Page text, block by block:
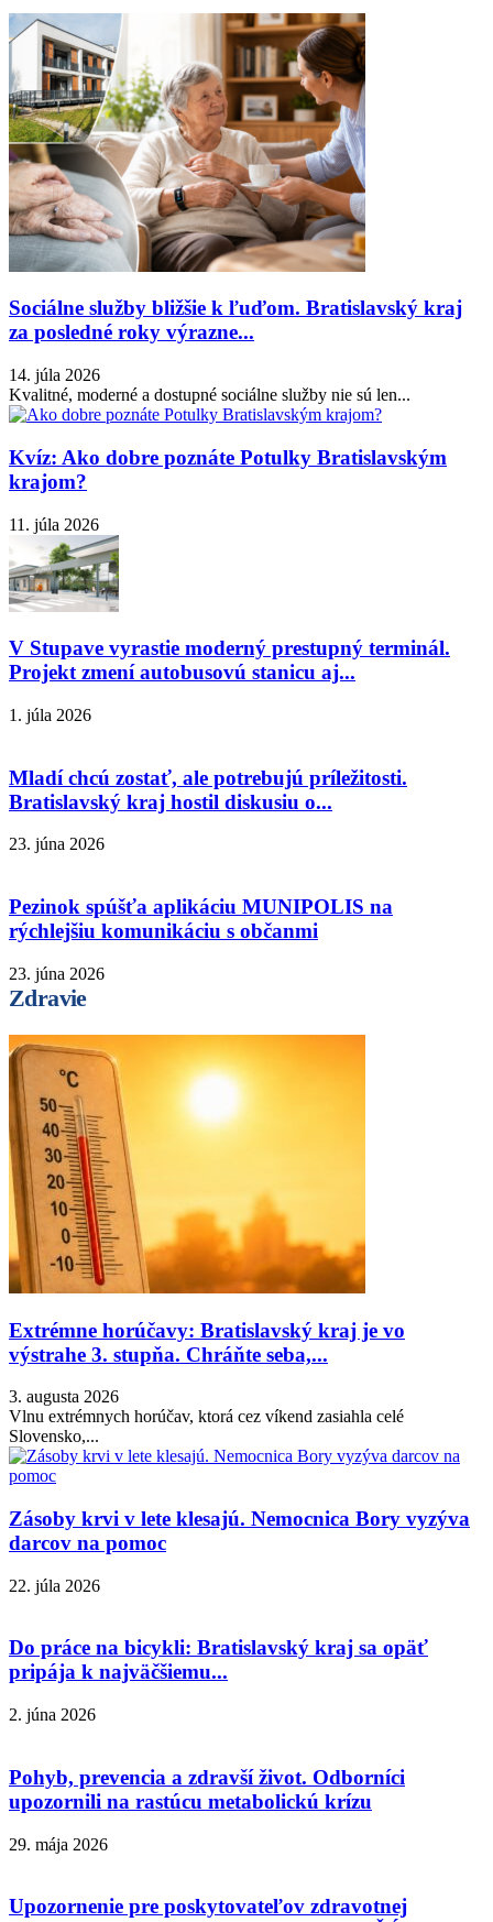
Sociálne služby bližšie k ľuďom. Bratislavský kraj
za posledné roky výrazne...
14. júla 2026
Kvalitné, moderné a dostupné sociálne služby nie sú len...
Kvíz: Ako dobre poznáte Potulky Bratislavským
krajom?
11. júla 2026
V Stupave vyrastie moderný prestupný terminál.
Projekt zmení autobusovú stanicu aj...
1. júla 2026
Mladí chcú zostať, ale potrebujú príležitosti.
Bratislavský kraj hostil diskusiu o...
23. júna 2026
Pezinok spúšťa aplikáciu MUNIPOLIS na
rýchlejšiu komunikáciu s občanmi
23. júna 2026
Zdravie
Extrémne horúčavy: Bratislavský kraj je vo
výstrahe 3. stupňa. Chráňte seba,...
3. augusta 2026
Vlnu extrémnych horúčav, ktorá cez víkend zasiahla celé
Slovensko,...
Zásoby krvi v lete klesajú. Nemocnica Bory vyzýva
darcov na pomoc
22. júla 2026
Do práce na bicykli: Bratislavský kraj sa opäť
pripája k najväčšiemu...
2. júna 2026
Pohyb, prevencia a zdravší život. Odborníci
upozornili na rastúcu metabolickú krízu
29. mája 2026
Upozornenie pre poskytovateľov zdravotnej